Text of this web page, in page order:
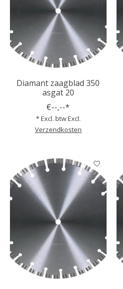
Diamant zaagblad 350
asgat 20
€--,--*
* Excl. btw Excl.
Verzendkosten